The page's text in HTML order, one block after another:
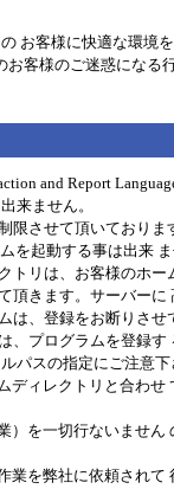
お客様に快適な環境
客様のご迷惑になる
and Report
来ません。
限させて頂いておりま
を起動する事は出来
リは、お客様のホー
頂きます。サーバー
、登録をお断りさせ
、プログラムを登録
パスの指定にご注意下
ディレクトリと合わ
）を一切行ないません
業を弊社に依頼され